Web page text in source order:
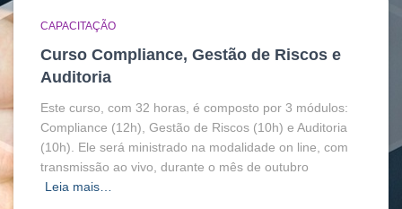
CAPACITAÇÃO
Curso Compliance, Gestão de Riscos e
Auditoria
Este curso, com 32 horas, é composto por 3 módulos:
Compliance (12h), Gestão de Riscos (10h) e Auditoria
(10h). Ele será ministrado na modalidade on line, com
transmissão ao vivo, durante o mês de outubro
Leia mais…